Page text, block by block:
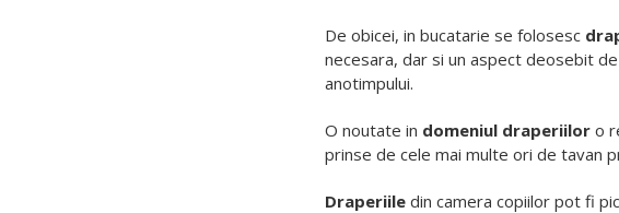
De obicei, in bucatarie se folosesc
necesara, dar si un aspect deosebit
anotimpului.
O noutate in domeniul draperiilor o
prinse de cele mai multe ori de tavan
Draperiile din camera copiilor pot fi